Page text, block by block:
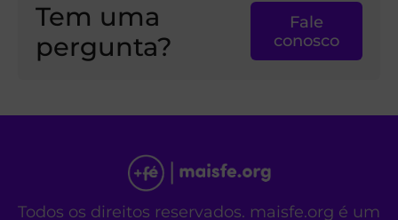
Tem uma
pergunta?
Fale
conosco
Todos os direitos reservados. maisfe.org é um